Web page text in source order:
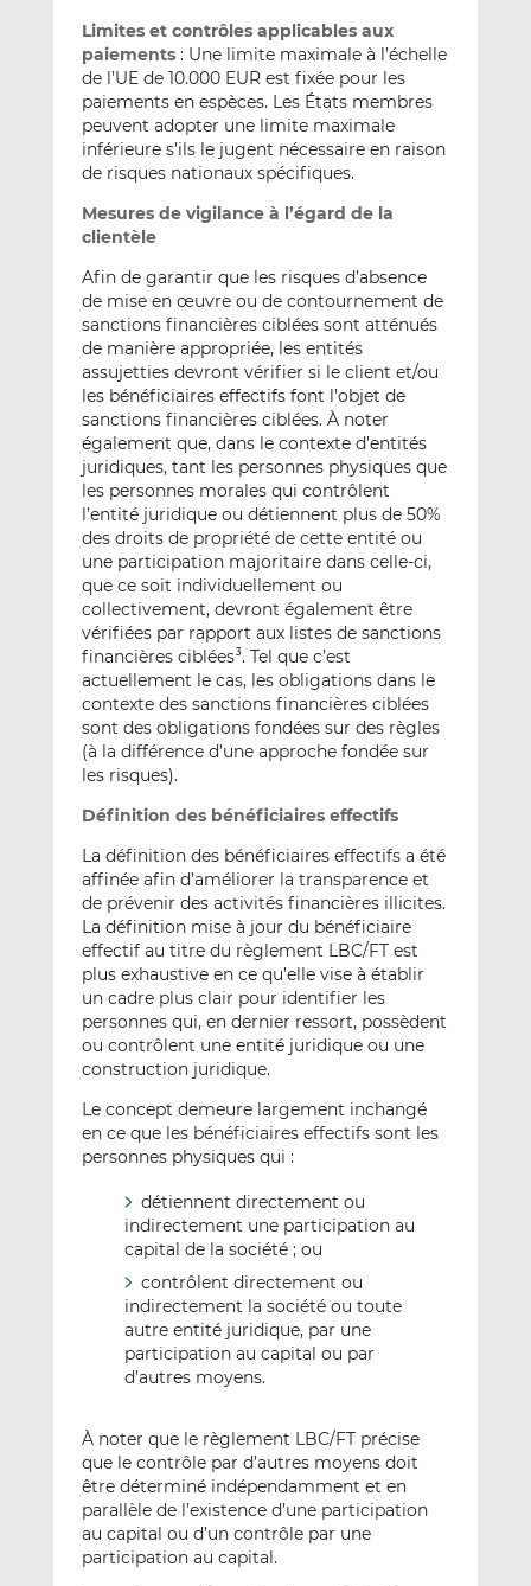
Limites et contrôles applicables aux
paiements: Une limite maximale à l’échelle
de l’UE de 10.000 EUR est fixée pour les
paiements en espèces. Les États membres
peuvent adopter une limite maximale
inférieure s’ils le jugent nécessaire en raison
de risques nationaux spécifiques.
Mesures de vigilance à l’égard de la
clientèle
Afin de garantir que les risques d’absence
de mise en œuvre ou de contournement de
sanctions financières ciblées sont atténués
de manière appropriée, les entités
assujetties devront vérifier si le client et/ou
les bénéficiaires effectifs font l’objet de
sanctions financières ciblées. À noter
également que, dans le contexte d’entités
juridiques, tant les personnes physiques que
les personnes morales qui contrôlent
l’entité juridique ou détiennent plus de 50%
des droits de propriété de cette entité ou
une participation majoritaire dans celle-ci,
que ce soit individuellement ou
collectivement, devront également être
vérifiées par rapport aux listes de sanctions
financières ciblées3. Tel que c’est
actuellement le cas, les obligations dans le
contexte des sanctions financières ciblées
sont des obligations fondées sur des règles
(à la différence d’une approche fondée sur
les risques).
Définition des bénéficiaires effectifs
La définition des bénéficiaires effectifs a été
affinée afin d’améliorer la transparence et
de prévenir des activités financières illicites.
La définition mise à jour du bénéficiaire
effectif au titre du règlement LBC/FT est
plus exhaustive en ce qu’elle vise à établir
un cadre plus clair pour identifier les
personnes qui, en dernier ressort, possèdent
ou contrôlent une entité juridique ou une
construction juridique.
Le concept demeure largement inchangé
en ce que les bénéficiaires effectifs sont les
personnes physiques qui :
détiennent directement ou
indirectement une participation au
capital de la société ; ou
contrôlent directement ou
indirectement la société ou toute
autre entité juridique, par une
participation au capital ou par
d’autres moyens.
À noter que le règlement LBC/FT précise
que le contrôle par d’autres moyens doit
être déterminé indépendamment et en
parallèle de l’existence d’une participation
au capital ou d’un contrôle par une
participation au capital.